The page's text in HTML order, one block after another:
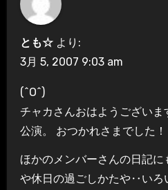
とも☆ より:
3月 5, 2007 9:03 am
(^O^)
チャカさんおはようござい
公演。 おつかれさまでした！
ほかのメンバーさんの日記に
や休日の過ごしかたや‥いろ